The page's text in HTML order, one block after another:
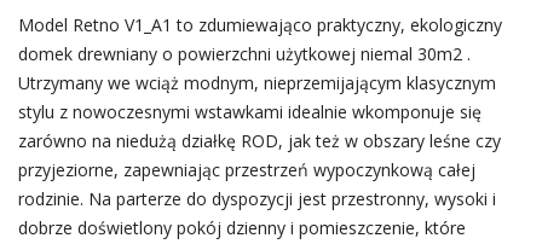
Model Retno V1_A1 to zdumiewająco praktyczny, ekologiczny
domek drewniany o powierzchni użytkowej niemal 30m2 .
Utrzymany we wciąż modnym, nieprzemijającym klasycznym
stylu z nowoczesnymi wstawkami idealnie wkomponuje się
zarówno na niedużą działkę ROD, jak też w obszary leśne czy
przyjeziorne, zapewniając przestrzeń wypoczynkową całej
rodzinie. Na parterze do dyspozycji jest przestronny, wysoki i
dobrze doświetlony pokój dzienny i pomieszczenie, które